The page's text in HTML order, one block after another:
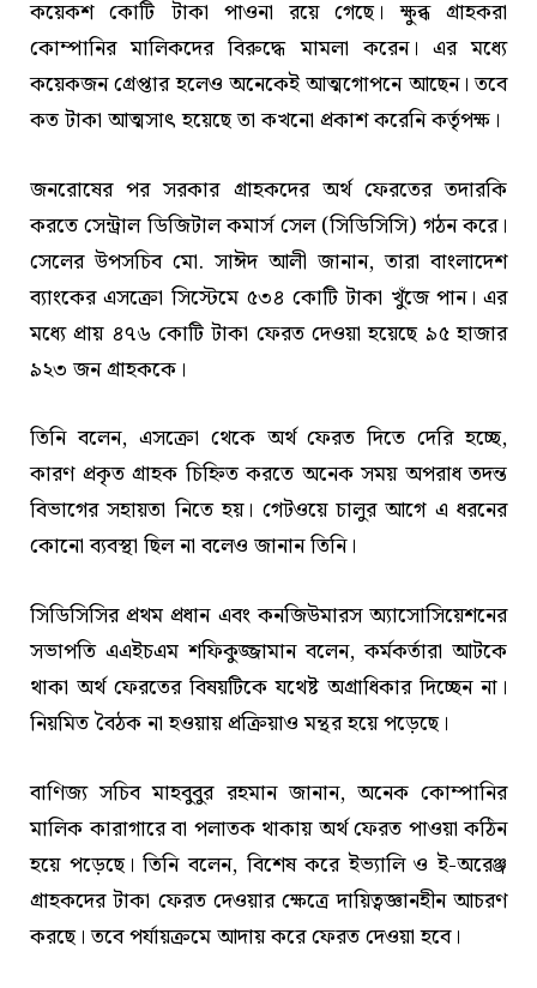
কয়েকশ কোটি টাকা পাওনা রয়ে গেছে। ক্ষুব্ধ গ্রাহকরা
কোম্পানির মালিকদের বিরুদ্ধে মামলা করেন। এর মধ্যে
কয়েকজন গ্রেপ্তার হলেও অনেকেই আত্মগোপনে আছেন। তবে
কত টাকা আত্মসাৎ হয়েছে তা কখনো প্রকাশ করেনি কর্তৃপক্ষ।
জনরোষের পর সরকার গ্রাহকদের অর্থ ফেরতের তদারকি
করতে সেন্ট্রাল ডিজিটাল কমার্স সেল (সিডিসিসি) গঠন করে।
সেলের উপসচিব মো. সাঈদ আলী জানান, তারা বাংলাদেশ
ব্যাংকের এসক্রো সিস্টেমে ৫৩৪ কোটি টাকা খুঁজে পান। এর
মধ্যে প্রায় ৪৭৬ কোটি টাকা ফেরত দেওয়া হয়েছে ৯৫ হাজার
৯২৩ জন গ্রাহককে।
তিনি বলেন, এসক্রো থেকে অর্থ ফেরত দিতে দেরি হচ্ছে,
কারণ প্রকৃত গ্রাহক চিহ্নিত করতে অনেক সময় অপরাধ তদন্ত
বিভাগের সহায়তা নিতে হয়। গেটওয়ে চালুর আগে এ ধরনের
কোনো ব্যবস্থা ছিল না বলেও জানান তিনি।
সিডিসিসির প্রথম প্রধান এবং কনজিউমারস অ্যাসোসিয়েশনের
সভাপতি এএইচএম শফিকুজ্জামান বলেন, কর্মকর্তারা আটকে
থাকা অর্থ ফেরতের বিষয়টিকে যথেষ্ট অগ্রাধিকার দিচ্ছেন না।
নিয়মিত বৈঠক না হওয়ায় প্রক্রিয়াও মন্থর হয়ে পড়েছে।
বাণিজ্য সচিব মাহবুবুর রহমান জানান, অনেক কোম্পানির
মালিক কারাগারে বা পলাতক থাকায় অর্থ ফেরত পাওয়া কঠিন
হয়ে পড়েছে। তিনি বলেন, বিশেষ করে ইভ্যালি ও ই-অরেঞ্জ
গ্রাহকদের টাকা ফেরত দেওয়ার ক্ষেত্রে দায়িত্বজ্ঞানহীন আচরণ
করছে। তবে পর্যায়ক্রমে আদায় করে ফেরত দেওয়া হবে।